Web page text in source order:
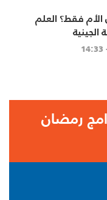
الأم فقط؟ العلم
رمضان